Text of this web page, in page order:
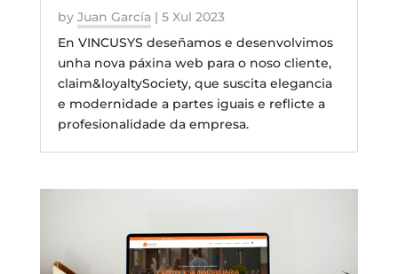
by Juan García | 5 Xul 2023
En VINCUSYS deseñamos e desenvolvimos
unha nova páxina web para o noso cliente,
claim&loyaltySociety, que suscita elegancia
e modernidade a partes iguais e reflicte a
profesionalidade da empresa.